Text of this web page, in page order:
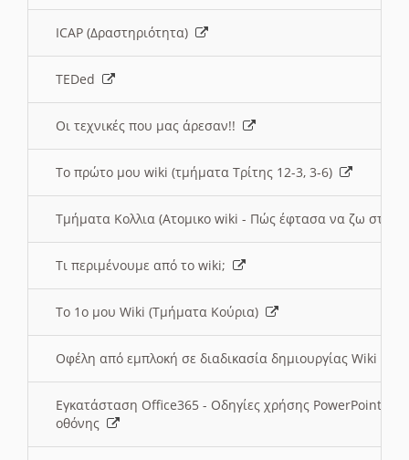
ICAP (Δραστηριότητα)
TEDed
Οι τεχνικές που μας άρεσαν!!
Το πρώτο μου wiki (τμήματα Τρίτης 12-3, 3-6)
Τμήματα Κολλια (Ατομικο wiki - Πώς έφτασα να ζω στην
Τι περιμένουμε από το wiki;
Το 1ο μου Wiki (Τμήματα Κούρια)
Οφέλη από εμπλοκή σε διαδικασία δημιουργίας Wiki
Εγκατάσταση Office365 - Οδηγίες χρήσης PowerPoint
οθόνης